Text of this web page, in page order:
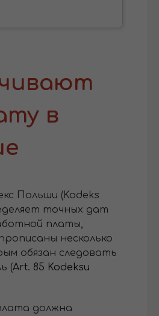
в
Польши (Kodeks
точных дат
платы,
несколько
обязан следовать
(Art. 85 Kodeksu
должна